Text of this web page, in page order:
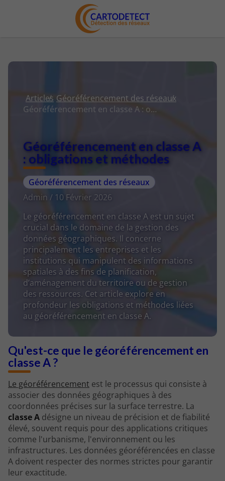
Articles Géoréférencement des réseaux
Géoréférencement en classe A : obligations et méthodes
Géoréférencement en classe A
: obligations et méthodes
Géoréférencement des réseaux
Admin / 10 Février 2026
Le géoréférencement en classe A est un sujet
crucial dans le domaine de la gestion des
données géographiques. Il concerne
principalement les entreprises et les
institutions qui manipulent des informations
spatiales à des fins de planification,
d’aménagement du territoire ou de gestion
des ressources. Cet article explore en
profondeur les obligations et méthodes liées
au géoréférencement en classe A.
Qu'est-ce que le géoréférencement en
classe A ?
Le géoréférencement est le processus qui consiste à
associer des données géographiques à des
coordonnées précises sur la surface terrestre. La
classe A désigne un niveau de précision et de fiabilité
élevé, souvent requis pour des applications critiques
comme l'urbanisme, l'environnement ou les
infrastructures. Les données géoréférencées en classe
A doivent respecter des normes strictes pour garantir
leur exactitude.